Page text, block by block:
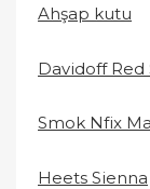
Ahşap kutu
Davidoff Red
Smok Nfix
Heets Sienna